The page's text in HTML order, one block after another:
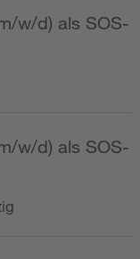
w/d) als SOS-
w/d) als SOS-